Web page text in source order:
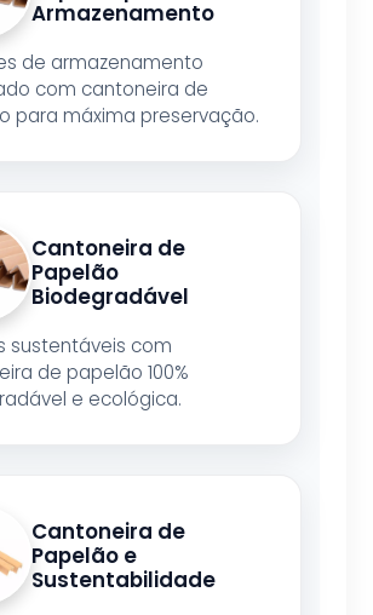
Armazenamento
de armazenamento
com cantoneira de
para máxima preservação.
Cantoneira de
Papelão
Biodegradável
sustentáveis com
de papelão 100%
e ecológica.
Cantoneira de
Papelão e
Sustentabilidade